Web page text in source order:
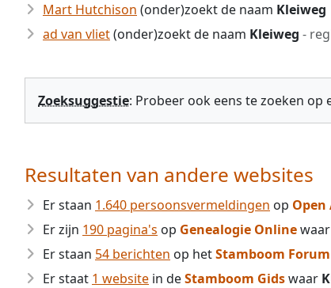
Mart Hutchison (onder)zoekt de naam Kleiweg
ad van vliet(onder)zoekt de naam Kleiweg -
Zoeksuggestie: Probeer ook eens te zoeken op
Resultaten van andere websites
Er staan 1.640 persoonsvermeldingen op Open
Er zijn 190 pagina's op Genealogie Onlinewaar
Er staan 54 berichten op hetStamboom Forum
Er staat 1 website in deStamboom Gidswaar